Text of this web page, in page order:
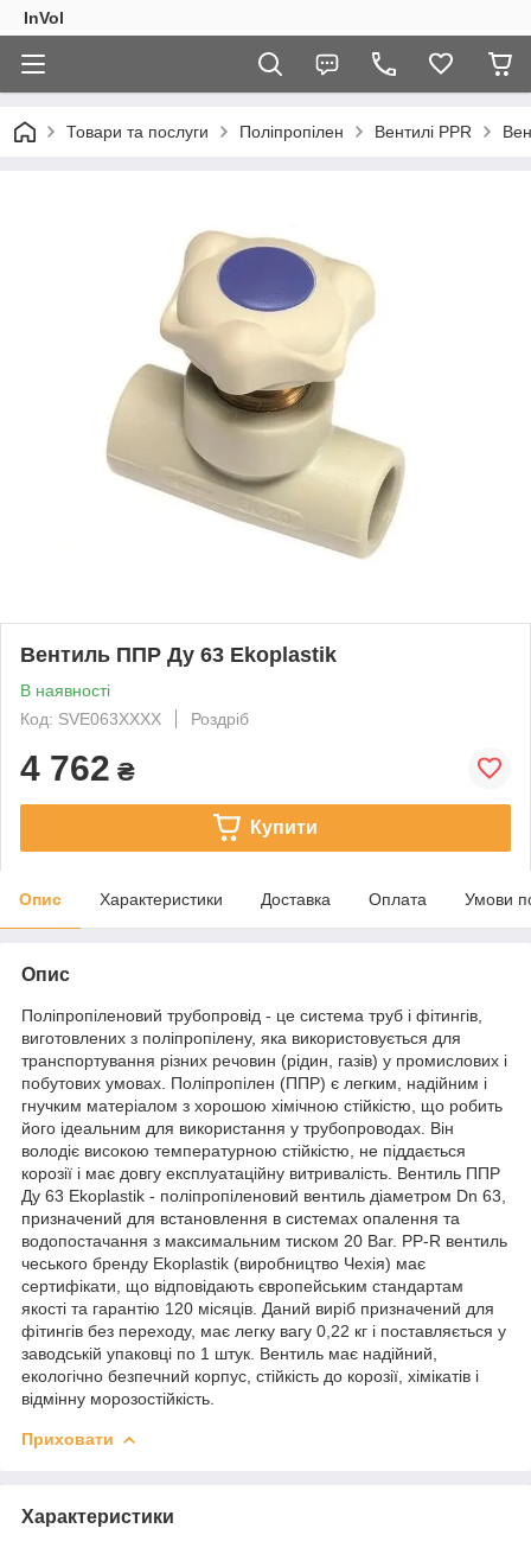
InVol
Товари та послуги Поліпропілен Вентилі PPR
Вентиль ППР Ду 63 Ekoplastik
В наявності
Код: SVE063XXXX
Роздріб
4 762 ₴
Купити
Опис Характеристики Доставка Оплата Умови
Опис
Поліпропіленовий трубопровід - це система труб і фітингів,
виготовлених з поліпропілену, яка використовується для
транспортування різних речовин (рідин, газів) у промислових і
побутових умовах. Поліпропілен (ППР) є легким, надійним і
гнучким матеріалом з хорошою хімічною стійкістю, що робить
його ідеальним для використання у трубопроводах. Він
володіє високою температурною стійкістю, не піддається
корозії і має довгу експлуатаційну витривалість. Вентиль ППР
Ду 63 Ekoplastik - поліпропіленовий вентиль діаметром Dn 63,
призначений для встановлення в системах опалення та
водопостачання з максимальним тиском 20 Bar. PP-R вентиль
чеського бренду Ekoplastik (виробництво Чехія) має
сертифікати, що відповідають європейським стандартам
якості та гарантію 120 місяців. Даний виріб призначений для
фітингів без переходу, має легку вагу 0,22 кг і поставляється у
заводській упаковці по 1 штук. Вентиль має надійний,
екологічно безпечний корпус, стійкість до корозії, хімікатів і
відмінну морозостійкість.
Приховати
Характеристики